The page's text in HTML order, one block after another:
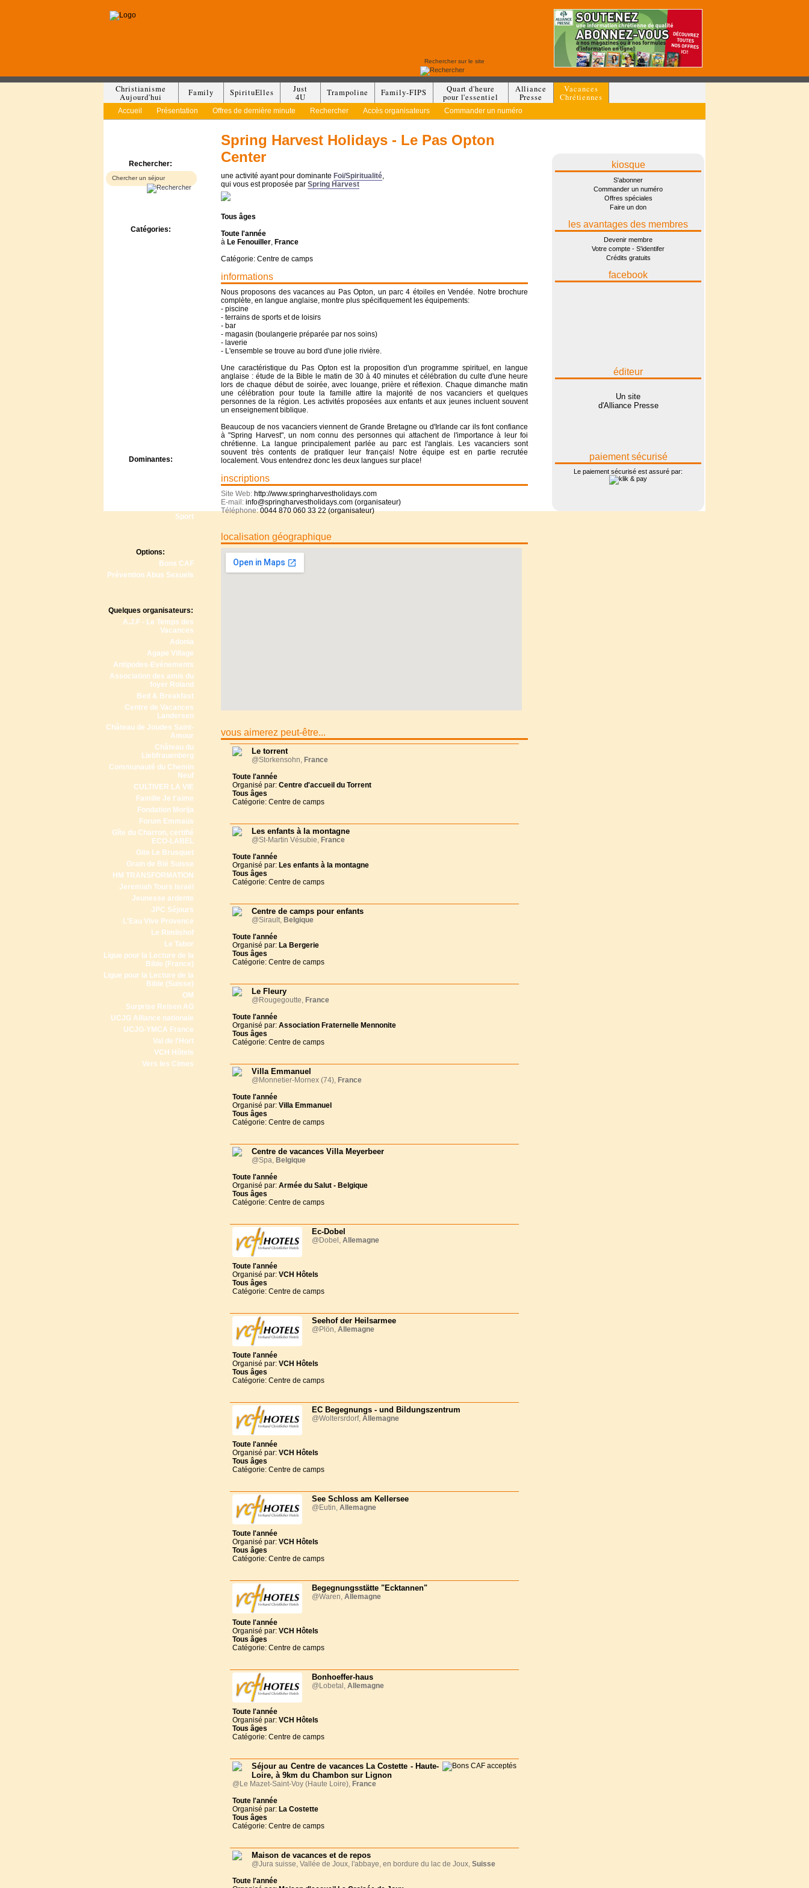
Christianisme
Aujourd'hui
Family SpirituElles
Just
4U
Trampoline Family-FIPS
Quart d'heure
pour l'essentiel
Alliance
Presse
Vacances
Chrétiennes
Accueil Présentation Offres de dernière minute Rechercher Accès organisateurs Commander un numéro
Rechercher:
Catégories:
Dominantes:
Sport
Options:
Bons CAF
Prévention Abus Sexuels
Quelques organisateurs:
A.J.F - Le Temps des
Vacances
Adonia
Agape Village
Antipodes-Evénements
Association des amis du
foyer Roland
Bed & Breakfast
Centre de Vacances
Landersen
Château de Joudes Saint-
Amour
Château du
Liebfrauenberg
Communauté du Chemin
Neuf
CULTIVER LA VIE
Famille Je t'aime
Fondation Morija
Forum Emmaüs
Gîte du Charron, certifié
ECO-LABEL
Gite Le Brusquet
Grain de Blé Suisse
HM TRANSFORMATION
Jeremiah Tours Israël
Jeunesse ardente
JPC Séjours
L'Eau Vive Provence
Le Rimlishof
Le Tabor
Ligue pour la Lecture de la
Bible (France)
Ligue pour la Lecture de la
Bible (Suisse)
OM
Surprise Reisen AG
UCJG Alliance nationale
UCJG-YMCA France
Val de l'Hort
VCH Hôtels
Vers les Cimes
Spring Harvest Holidays - Le Pas Opton
Center
une activité ayant pour dominante Foi/Spiritualité,
qui vous est proposée par Spring Harvest
Tous âges
Toute l'année
à Le Fenouiller, France
Catégorie: Centre de camps
informations
Nous proposons des vacances au Pas Opton, un parc 4 étoiles en Vendée. Notre brochure
complète, en langue anglaise, montre plus spécifiquement les équipements:
- piscine
- terrains de sports et de loisirs
- bar
- magasin (boulangerie préparée par nos soins)
- laverie
- L'ensemble se trouve au bord d'une jolie rivière.
Une caractéristique du Pas Opton est la proposition d'un programme spirituel, en langue
anglaise : étude de la Bible le matin de 30 à 40 minutes et célébration du culte d'une heure
lors de chaque début de soirée, avec louange, prière et réflexion. Chaque dimanche matin
une célébration pour toute la famille attire la majorité de nos vacanciers et quelques
personnes de la région. Les activités proposées aux enfants et aux jeunes incluent souvent
un enseignement biblique.
Beaucoup de nos vacanciers viennent de Grande Bretagne ou d'Irlande car ils font confiance
à "Spring Harvest", un nom connu des personnes qui attachent de l'importance à leur foi
chrétienne. La langue principalement parlée au parc est l'anglais. Les vacanciers sont
souvent très contents de pratiquer leur français! Notre équipe est en partie recrutée
localement. Vous entendrez donc les deux langues sur place!
inscriptions
Site Web: http://www.springharvestholidays.com
E-mail: info@springharvestholidays.com (organisateur)
Téléphone:0044 870 060 33 22 (organisateur)
localisation géographique
vous aimerez peut-être...
Le torrent
@Storkensohn, France
Toute l'année
Organisé par: Centre d'accueil du Torrent
Tous âges
Catégorie: Centre de camps
Les enfants à la montagne
@St-Martin Vésubie, France
Toute l'année
Organisé par: Les enfants à la montagne
Tous âges
Catégorie: Centre de camps
Centre de camps pour enfants
@Sirault, Belgique
Toute l'année
Organisé par: La Bergerie
Tous âges
Catégorie: Centre de camps
Le Fleury
@Rougegoutte, France
Toute l'année
Organisé par: Association Fraternelle Mennonite
Tous âges
Catégorie: Centre de camps
Villa Emmanuel
@Monnetier-Mornex (74), France
Toute l'année
Organisé par: Villa Emmanuel
Tous âges
Catégorie: Centre de camps
Centre de vacances Villa Meyerbeer
@Spa, Belgique
Toute l'année
Organisé par: Armée du Salut - Belgique
Tous âges
Catégorie: Centre de camps
Ec-Dobel
@Dobel,Allemagne
Toute l'année
Organisé par: VCH Hôtels
Tous âges
Catégorie: Centre de camps
Seehof der Heilsarmee
@Plön,Allemagne
Toute l'année
Organisé par: VCH Hôtels
Tous âges
Catégorie: Centre de camps
EC Begegnungs - und Bildungszentrum
@Woltersrdorf,Allemagne
Toute l'année
Organisé par: VCH Hôtels
Tous âges
Catégorie: Centre de camps
See Schloss am Kellersee
@Eutin,Allemagne
Toute l'année
Organisé par: VCH Hôtels
Tous âges
Catégorie: Centre de camps
Begegnungsstätte "Ecktannen"
@Waren,Allemagne
Toute l'année
Organisé par: VCH Hôtels
Tous âges
Catégorie: Centre de camps
Bonhoeffer-haus
@Lobetal,Allemagne
Toute l'année
Organisé par: VCH Hôtels
Tous âges
Catégorie: Centre de camps
Séjour au Centre de vacances La Costette - Haute-
Loire, à 9km du Chambon sur Lignon
@Le Mazet-Saint-Voy (Haute Loire), France
Toute l'année
Organisé par: La Costette
Tous âges
Catégorie: Centre de camps
Maison de vacances et de repos
@Jura suisse, Vallée de Joux, l'abbaye, en bordure du lac de Joux, Suisse
Toute l'année
kiosque
S'abonner
Commander un numéro
Offres spéciales
Faire un don
les avantages des membres
Devenir membre
Votre compte - S'identifer
Crédits gratuits
facebook
éditeur
Un site
d'Alliance Presse
paiement sécurisé
Le paiement sécurisé est assuré par: